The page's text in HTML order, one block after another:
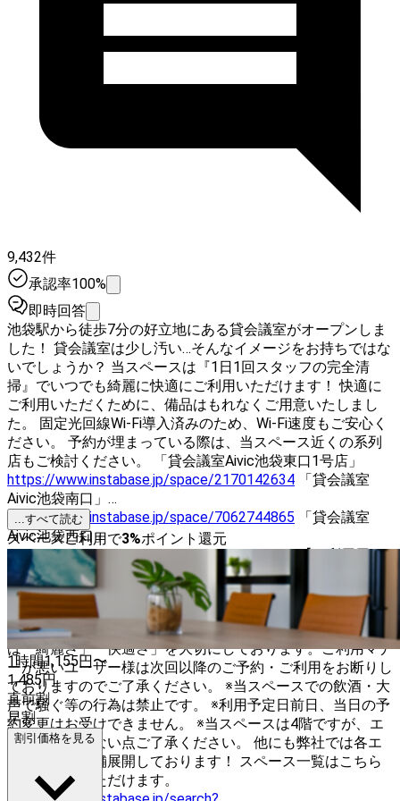
9,432件
承認率100%
即時回答
池袋駅から徒歩7分の好立地にある貸会議室がオープンしま
した！ 貸会議室は少し汚い…そんなイメージをお持ちではな
いでしょうか？ 当スペースは『1日1回スタッフの完全清
掃』でいつでも綺麗に快適にご利用いただけます！ 快適に
ご利用いただくために、備品はもれなくご用意いたしまし
た。 固定光回線Wi-Fi導入済みのため、Wi-Fi速度もご安心く
ださい。 予約が埋まっている際は、当スペース近くの系列
店もご検討ください。 「貸会議室Aivic池袋東口1号店」
https://www.instabase.jp/space/2170142634 「貸会議室
Aivic池袋南口」
https://www.instabase.jp/space/7062744865 「貸会議室
Aivic池袋西口」
https://www.instabase.jp/space/7818955761【ご利用用
途】 ・会議、打ち合わせ、商談 ・ボードゲーム、人狼ゲー
ム ・面接、インタビュー、取材 ・研修、セミナー、勉強会
・塾、お教室、資格・試験対策 ・テレワーク、リモートワ
ーク、デスクワーク ・自習、試験、筆記試験 ※当スペース
は「綺麗さ」「快適さ」を大切にしております。ご利用マナ
ーが悪いユーザー様は次回以降のご予約・ご利用をお断りし
ておりますのでご了承ください。 ※当スペースでの飲酒・大
声で騒ぐ等の行為は禁止です。 ※利用予定日前日、当日の予
約変更はお受けできません。 ※当スペースは4階ですが、エ
レベーターがない点ご了承ください。 他にも弊社では各エ
リアに多数店舗展開しております！ スペース一覧はこちら
からご確認いただけます。
...すべて読む
スペースご利用で3%ポイント還元
1時間1,155円〜
1,485円
直前割
早割
割引価格を見る